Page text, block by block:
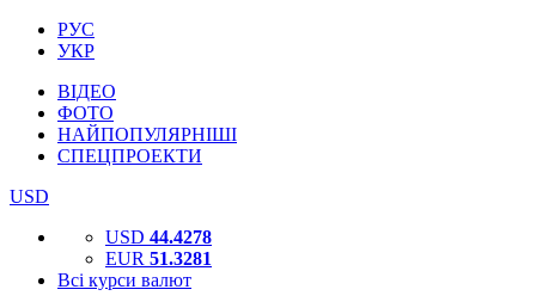
РУС
УКР
ВІДЕО
ФОТО
НАЙПОПУЛЯРНІШІ
СПЕЦПРОЕКТИ
USD
USD 44.4278
EUR 51.3281
Всі курси валют